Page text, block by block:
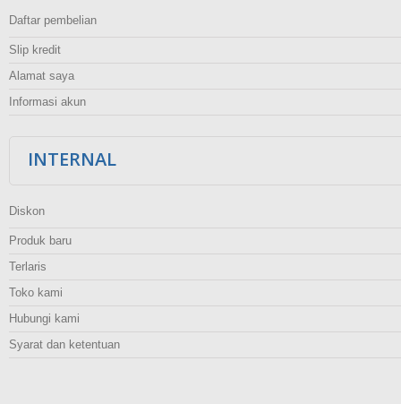
Daftar pembelian
Slip kredit
Alamat saya
Informasi akun
INTERNAL
Diskon
Produk baru
Terlaris
Toko kami
Hubungi kami
Syarat dan ketentuan